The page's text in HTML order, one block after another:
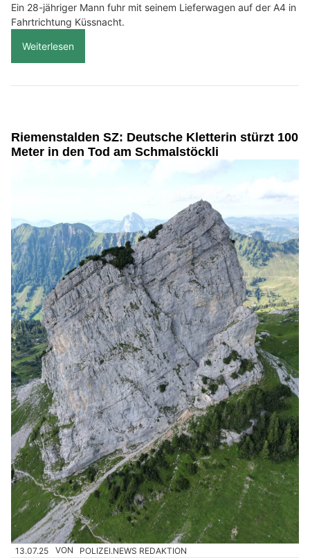
Ein 28-jähriger Mann fuhr mit seinem Lieferwagen auf der A4 in
Fahrtrichtung Küssnacht.
Weiterlesen
Riemenstalden SZ: Deutsche Kletterin stürzt 100
Meter in den Tod am Schmalstöckli
13.07.25 VON POLIZEI.NEWS REDAKTION